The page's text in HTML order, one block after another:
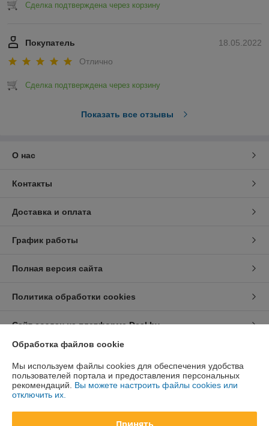
Сделка подтверждена через корзину
18.05.2022
Покупатель
Отлично
Сделка подтверждена через корзину
Показать все отзывы
О нас
Контакты
Доставка и оплата
График работы
Полная версия сайта
Политика обработки cookies
Сайт создан на платформе Deal.by
Информация для покупателя
Юридическое лицо:ООО «Курсдеталь»
220002 г. Минск, 3-й Загородный пер., 4А
Регистрационный номер ЕГР: 192726278
Обработка файлов cookie
Мы используем файлы cookies для обеспечения удобства
пользователей портала и предоставления персональных
рекомендаций. Вы можете настроить файлы cookies или
отключить их.
Принять